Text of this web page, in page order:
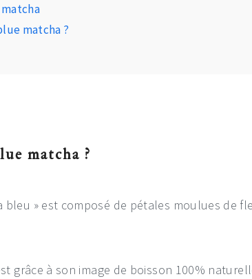
matcha ?
matcha ?
bleu » est composé de pétales moulues de
grâce à son image de boisson 100%